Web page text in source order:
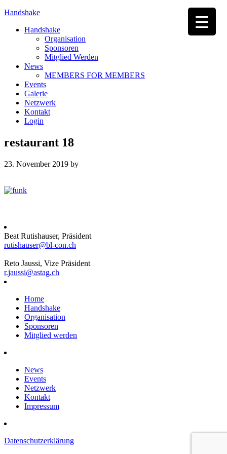
Handshake
Handshake
Organisation
Sponsoren
Mitglied Werden
News
MEMBERS FOR MEMBERS
Events
Galerie
Netzwerk
Kontakt
Login
restaurant 18
23. November 2019 by
Beat Rutishauser, Präsident
rutishauser@bl-con.ch
Reto Jaussi, Vize Präsident
r.jaussi@astag.ch
Home
Handshake
Organisation
Sponsoren
Mitglied werden
News
Events
Netzwerk
Kontakt
Impressum
Datenschutzerklärung